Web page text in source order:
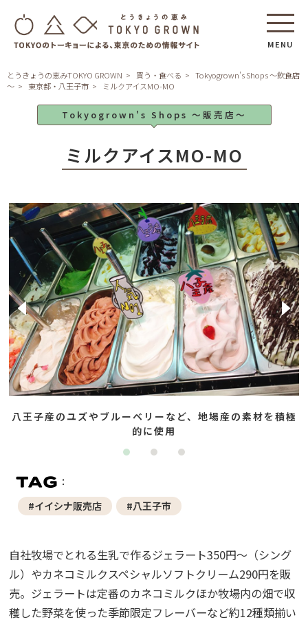
MENU
とうきょうの恵みTOKYO GROWN 買う・食べる
Tokyogrown's Shops ～飲食店
～
東京都・八王子市 ミルクアイスMO-MO
Tokyogrown's Shops ～販売店～
ミルクアイスMO-MO
八王子産のユズやブルーベリーなど、地場産の素材を積極
的に使用
#イイシナ販売店 #八王子市
自社牧場でとれる生乳で作るジェラート350円～（シング
ル）やカネコミルクスペシャルソフトクリーム290円を販
売。ジェラートは定番のカネコミルクほか牧場内の畑で収
穫した野菜を使った季節限定フレーバーなど約12種類揃い